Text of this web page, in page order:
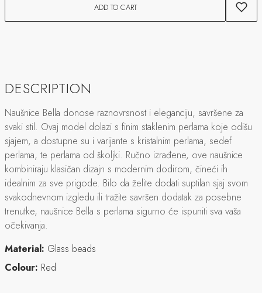
ADD TO CART
DESCRIPTION
Naušnice Bella donose raznovrsnost i eleganciju, savršene za
svaki stil. Ovaj model dolazi s finim staklenim perlama koje odišu
sjajem, a dostupne su i varijante s kristalnim perlama, sedef
perlama, te perlama od školjki. Ručno izrađene, ove naušnice
kombiniraju klasičan dizajn s modernim dodirom, čineći ih
idealnim za sve prigode. Bilo da želite dodati suptilan sjaj svom
svakodnevnom izgledu ili tražite savršen dodatak za posebne
trenutke, naušnice Bella s perlama sigurno će ispuniti sva vaša
očekivanja.
Material: Glass beads
Colour: Red